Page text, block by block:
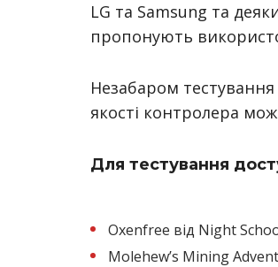
LG та Samsung та
пропонують
Незабаром
якості контролера
Для тестування
Oxenfree від Night
Molehewʼs Mining